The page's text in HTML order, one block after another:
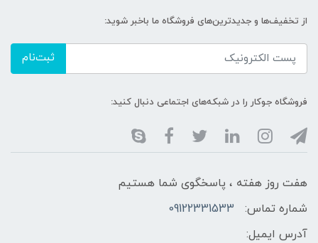
از تخفیف‌ها و جدیدترین‌های فروشگاه ما باخبر شوید:
ثبت‌نام
فروشگاه جوکار را در شبکه‌های اجتماعی دنبال کنید:
هفت روز هفته ، پاسخگوی شما هستیم
شماره تماس:
09122331533
آدرس ایمیل: